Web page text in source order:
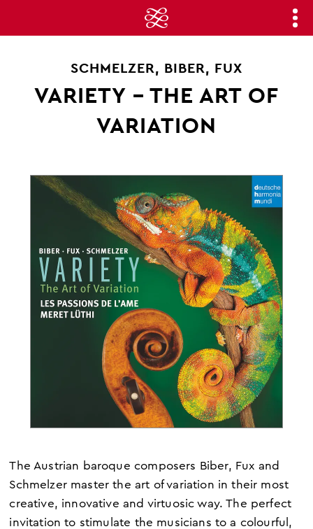
SCHMELZER, BIBER, FUX
VARIETY – THE ART OF
VARIATION
The Austrian baroque composers Biber, Fux and
Schmelzer master the art of variation in their most
creative, innovative and virtuosic way. The perfect
invitation to stimulate the musicians to a colourful,